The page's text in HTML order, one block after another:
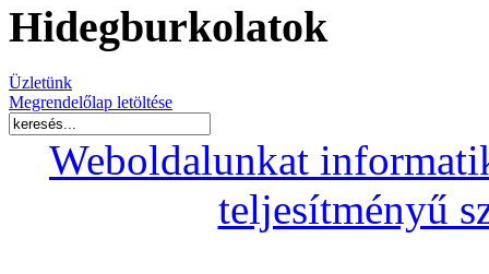
Hidegburkolatok
Üzletünk
Megrendelőlap letöltése
Weboldalunkat
teljesítményű